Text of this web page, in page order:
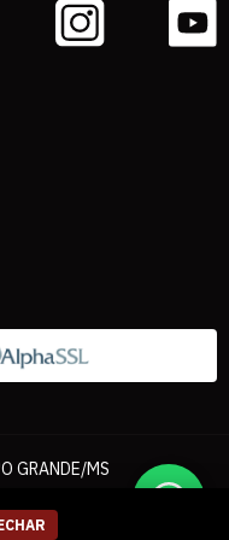
GRANDE/MS